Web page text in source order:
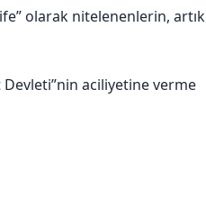
olarak nitelenenlerin, artık
aciliyetine verme